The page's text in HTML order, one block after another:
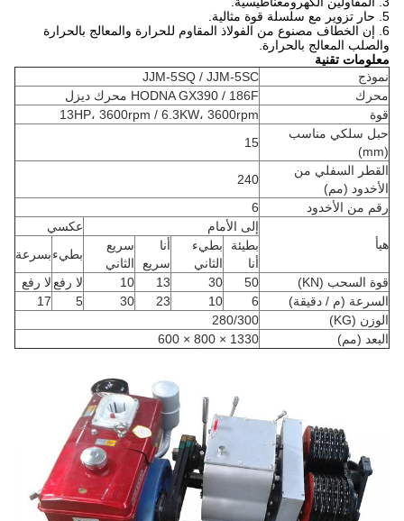
5. حار تزوير مع سلسلة قوة مثالية.
6. إن الخطاف مصنوع من الفولاذ المقاوم للحرارة والمعالج بالحرارة
والصلب المعالج بالحرارة.
معلومات تقنية
نموذج
JJM-5SQ / JJM-5SC
محرك
HODNA GX390 / 186F محرك ديزل
قوة
13HP، 3600rpm / 6.3KW، 3600rpm
حبل سلكي مناسب
15
القطر السفلي من
الأخدود (مم)
240
رقم من الأخدود
هيأ
إلى الأمام
عكسي
بطيئة
أنا
بطيء
الثاني
أنا
سريع
سريع
الثاني
بطيءبسرعة
قوة السحب (KN)
50
30
13
10 لا رفعلا رفع
السرعة (م / دقيقة)
10
23
30
5
17
الوزن (KG)
280/300
البعد (مم)
1330 × 800 × 600